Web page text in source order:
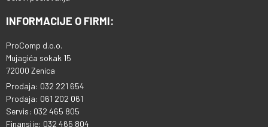
INFORMACIJE O FIRMI:
ProComp d.o.o.
Mujagića sokak 15
72000 Zenica
Prodaja: 032 221 654
Prodaja: 061 202 061
Servis: 032 465 805
Finansije: 032 465 804